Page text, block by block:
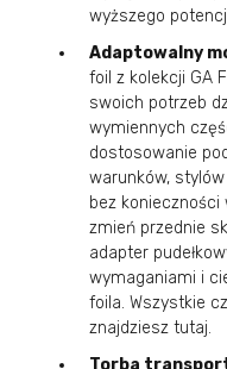
wyższego
Adaptowalny
foil z kolekcji GA
swoich potrzeb
wymiennych
dostosowanie
warunków,
bez konieczności
zmień przednie
adapter
wymaganiami i
foila. Wszystkie
znajdziesz tutaj.
Torba